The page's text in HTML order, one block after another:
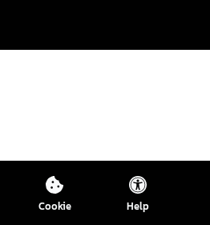
Cookie Help